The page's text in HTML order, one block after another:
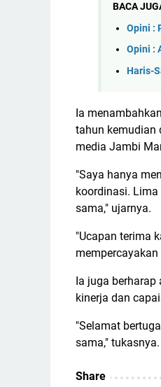
BACA
Opini :
Opini :
Haris-
Ia
tahun kemudian
media Jambi
"Saya hanya
koordinasi.
sama," ujarnya.
"Ucapan terima
Ia juga
kinerja dan
"Selamat
sama,"
Share